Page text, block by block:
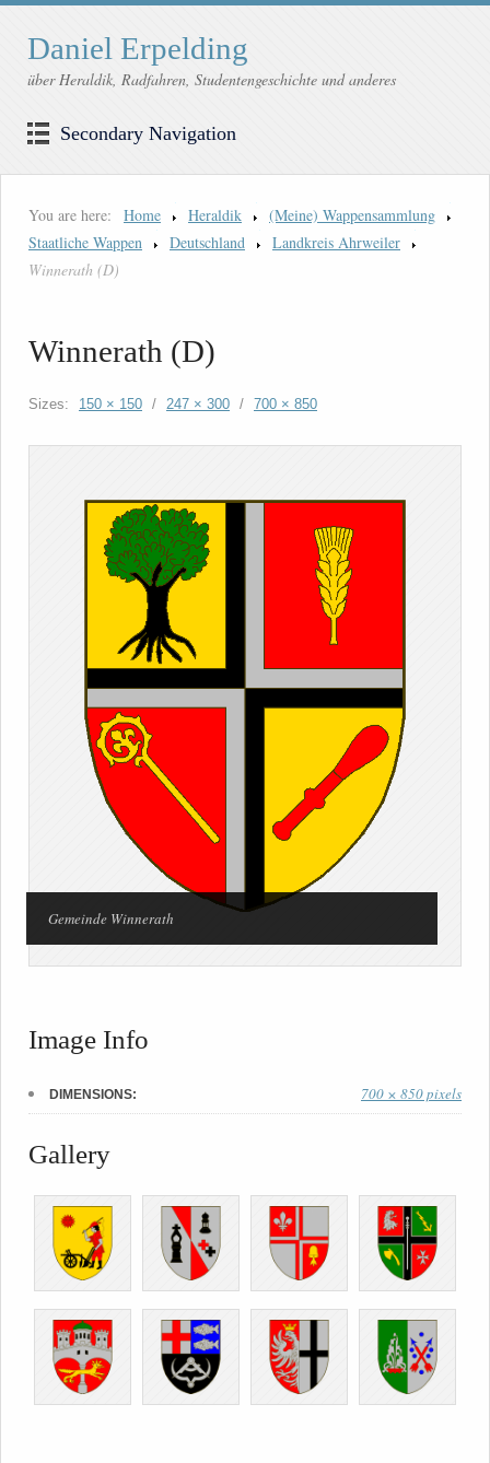
Daniel Erpelding
über Heraldik, Radfahren, Studentengeschichte und anderes
Secondary Navigation
You are here: Home Heraldik
(Meine) Wappensammlung
Staatliche Wappen
Deutschland
Landkreis Ahrweiler
Winnerath (D)
Winnerath (D)
Sizes: 150 × 150 / 247 × 300 / 700 × 850
Gemeinde Winnerath
Image Info
DIMENSIONS: 700 × 850 pixels
Gallery